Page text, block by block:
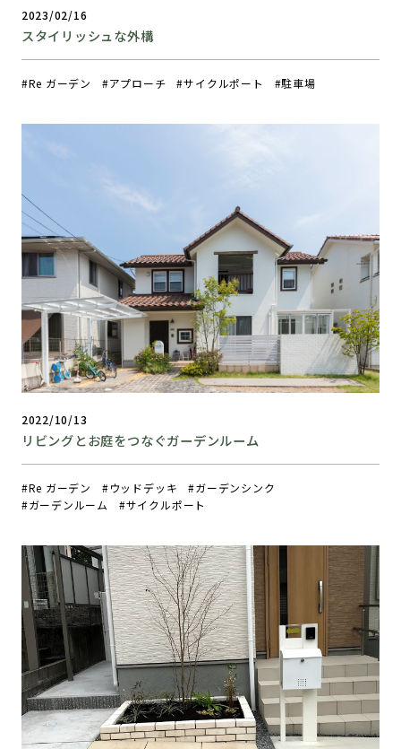
2023/02/16
スタイリッシュな外構
Re ガーデン アプローチ サイクルポート 駐車場
2022/10/13
リビングとお庭をつなぐガーデンルーム
Re ガーデン ウッドデッキ
ガーデンシンク
ガーデンルーム
サイクルポート